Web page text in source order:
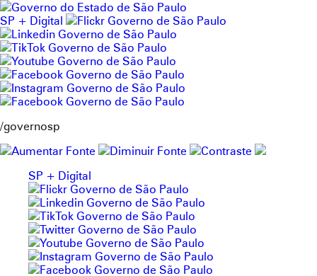
Pular
para
o
conteúdo
SP + Digital
/governosp
SP + Digital